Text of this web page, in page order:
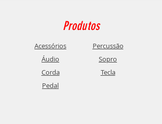
Produtos
Acessórios
Áudio
Corda
Pedal
Percussão
Sopro
Tecla